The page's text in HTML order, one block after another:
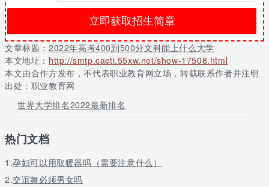
上海民航职业技术学院
文科
广东生态工程职业学院
文科
高职专科
天津天狮学院
文科
高职专科
文华学院
文科
高职专科
厦门海洋职业技术学院
文科
高职专科
东北师范大学人文学院
桂林电子科技大学信息科技学院
文科
海口经济学院
文章标题： 2022年高考400到500分文科能上什么大学
本文地址： http://smtp.cacti.55xw.net/show-17508.html
本文由合作方发布，不代表职业教育网立场，转载联系作者并注明
出处：职业教育网
世界大学排名2022最新排名
热门文档
1.孕妇可以用取暖器吗（需要注意什么）
2.交谊舞必须男女吗